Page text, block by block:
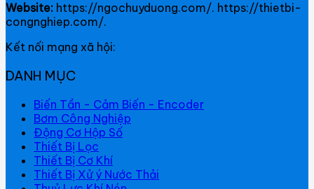
Website: https://ngochuyduong.com/. https://thietbi-
congnghiep.com/.
Kết nối mạng xã hội:
DANH MỤC
Biến Tần - Cảm Biến - Encoder
Bơm Công Nghiệp
Động Cơ Hộp Số
Thiết Bị Lọc
Thiết Bị Cơ Khí
Thiết Bị Xử ý Nước Thải